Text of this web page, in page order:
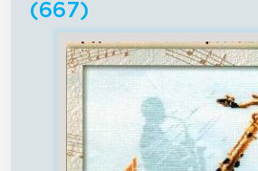
(667)